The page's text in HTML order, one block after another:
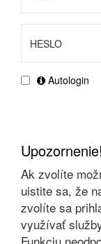
Autologin
Upozornenie!
Ak zvolíte
uistite sa, že
zvolíte sa
využívať